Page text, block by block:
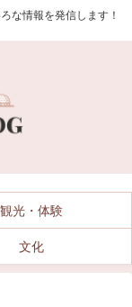
な情報を発信します！
観光・体験
文化